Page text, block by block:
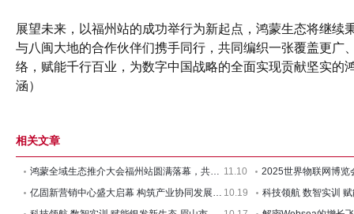
展望未来，以福州站的成功举行为新起点，鸿蒙生态将继续
与八闽大地的合作伙伴们携手同行，共同编织一张覆盖更广
络，赋能千行百业，为数字中国战略的全面实现贡献坚实的
涵）
相关文章
鸿蒙全域生态推介大会福州站圆满落幕，共绘“数字中国”共建 11.10
亿固新营销中心盛大启幕 构筑产业协同发展新生态 10.19